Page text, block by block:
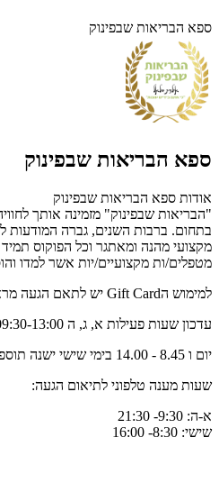
ספא הבריאות שבפינוק
ספא הבריאות שבפינוק
אודות ספא הבריאות שבפינוק
בתחום. ברבות השנים, גברה המודעות
מקצועי מהנה ומאתגר וכל הפוקוס תמיד
מטפלים/ות מקצועיים/יות אשר למדו
למימוש הGift Card יש לתאם הגעה מראש בטלפון: 0776214988. בעת ההגעה לטיפול יש להציג מספר שובר באמצעות SMS/ מייל/Gift Card מודפס.
עדכון שעות פעילות א, ג, ה 09:30-13:00
יום ו 8.45 - 14.00 בימי שישי ישנה תוספת של 30 ש"ח לאדם על חבילות סגורות אל מול בית העסק. כפוף למדיניות הביטולים של בית העסק.
שעות מענה טלפוני לתיאום הגעה:
א-ה: 9:30- 21:30
שישי: 8:30- 16:00